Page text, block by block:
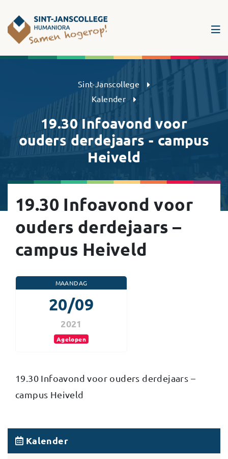
Sint-Janscollege Humaniora
Sint-Janscollege
Kalender
19.30 Infoavond voor
ouders derdejaars - campus
Heiveld
19.30 Infoavond voor
ouders derdejaars –
campus Heiveld
MAANDAG
20/09
2021
Agelopen
19.30 Infoavond voor ouders derdejaars –
campus Heiveld
Kalender